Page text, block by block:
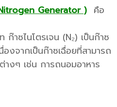
Generator ) คือ
ก๊าซไนโตรเจน (N₂) เป็นก๊าซ
งจากเป็นก๊าซเฉื่อยที่สามารถ
างๆ เช่น การถนอมอาหาร